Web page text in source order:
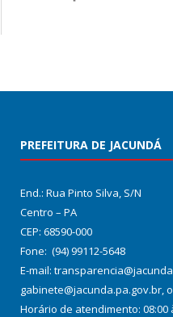
PREFEITURA DE JACUNDÁ
End.: Rua Pinto Silva, S/N
Centro – PA
CEP: 68590-000
Fone: (94) 99112-5648
E-mail:
gabinete@jacunda.pa.gov.br,
Horário de atendimento: 08:00